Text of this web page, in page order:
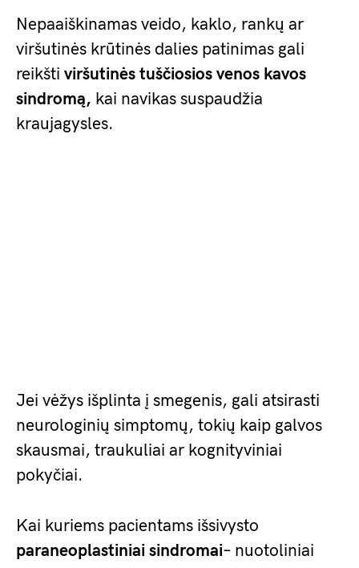
Nepaaiškinamas veido, kaklo, rankų ar
viršutinės krūtinės dalies patinimas gali
reikšti viršutinės tuščiosios venos kavos
sindromą, kai navikas suspaudžia
kraujagysles.
Jei vėžys išplinta į smegenis, gali atsirasti
neurologinių simptomų, tokių kaip galvos
skausmai, traukuliai ar kognityviniai
pokyčiai.
Kai kuriems pacientams išsivysto
paraneoplastiniai sindromai– nuotoliniai